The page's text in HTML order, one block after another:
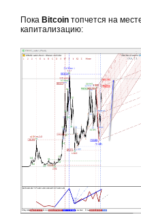
Пока Bitcoin топчется на
капитализацию: